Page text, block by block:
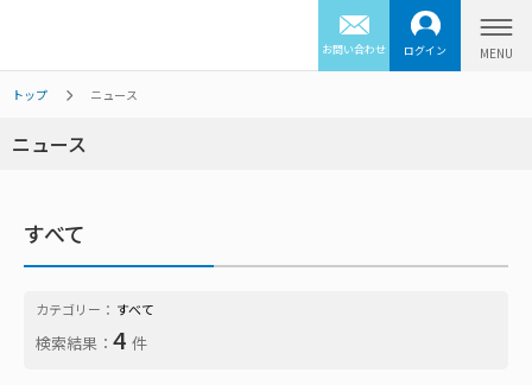
お問い合わせ ログイン
トップ ニュース
ニュース
すべて
カテゴリー： すべて
検索結果： 4 件